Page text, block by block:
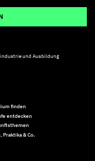
und Ausbildung
finden
entdecken
Praktika & Co.